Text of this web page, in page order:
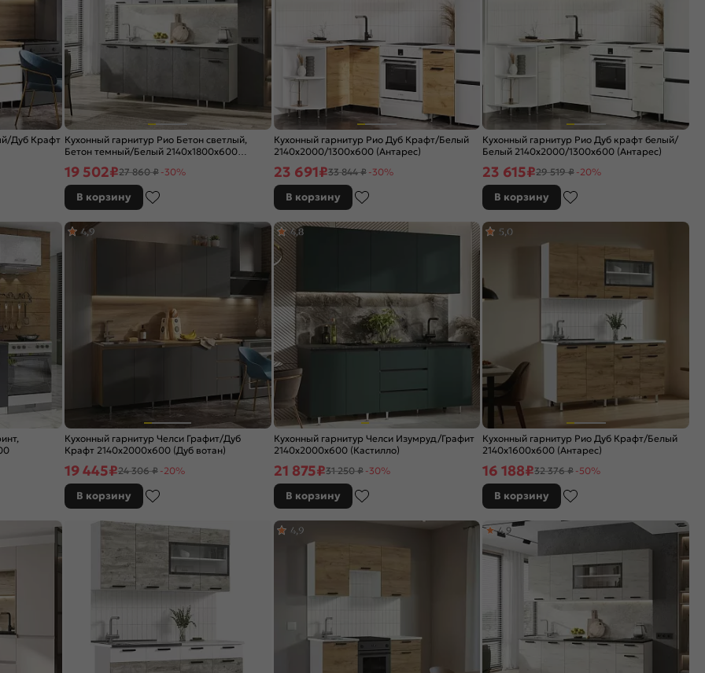
Дуб Крафт Кухонный гарнитур Рио Бетон светлый,
Бетон темный/Белый 2140x1800x600
19 502₽27 860 ₽ -30%
В корзину
Кухонный гарнитур Рио Дуб Крафт/Белый
2140x2000/1300x600 (Антарес)
23 691₽33 844 ₽ -30%
В корзину
Кухонный гарнитур Рио Дуб крафт белый/
Белый 2140x2000/1300x600 (Антарес)
23 615₽29 519 ₽ -20%
В корзину
Кухонный гарнитур Челси Графит/Дуб
Крафт 2140x2000x600 (Дуб вотан)
4,9
19 445₽24 306 ₽ -20%
В корзину
Кухонный гарнитур Челси Изумруд/Графит
2140x2000x600 (Кастилло)
4,8
21 875₽31 250 ₽ -30%
В корзину
Кухонный гарнитур Рио Дуб Крафт/Белый
2140x1600x600 (Антарес)
5,0
16 188₽32 376 ₽ -50%
В корзину
4,9 4,9